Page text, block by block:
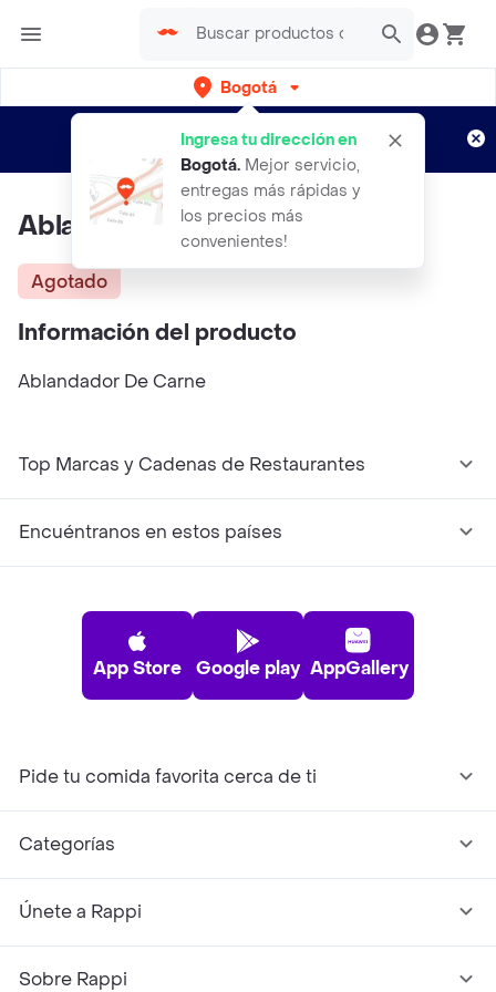
Bogotá
Ingresa tu dirección en
Bogotá. Mejor servicio,
entregas más rápidas y
los precios más
convenientes!
envíos gratis por semanas
Aplican TyC
Ablandador De Carne
Agotado
Información del producto
Ablandador De Carne
Top Marcas y Cadenas de Restaurantes
Encuéntranos en estos países
App Store Google play AppGallery
Pide tu comida favorita cerca de ti
Categorías
Únete a Rappi
Sobre Rappi